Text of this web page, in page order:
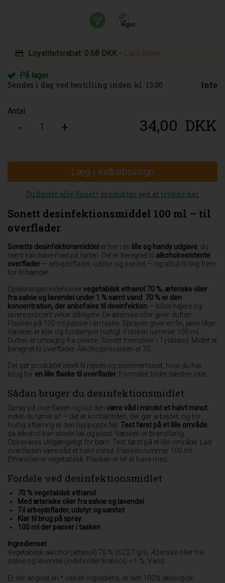
Loyalitetsrabat: 0.68 DKK - Læs mere
På lager
Sendes i dag ved bestilling inden kl. 13.00
Info
Antal
34,00 DKK
Læg i indkøbsvogn
Du finder alle Sonett produkter ved at trykke her
Sonett desinfektionsmiddel 100 ml – til
overflader
Sonetts desinfektionsmiddel er her i en lille og handy udgave , du
nemt kan have med på farten. Det er beregnet til alkoholresistente
overflader — arbejdsflader, udstyr og sanitet — og altså til ting frem
for til hænder.
Opløsningen indeholder vegetabilsk ethanol 70 %, æteriske olier
fra salvie og lavendel under 1 % samt vand 70 % er den
koncentration, der anbefales til desinfektion — både højere og
lavere procent virker dårligere. De æteriske olier giver duften.
Flasken på 100 ml passer i en taske. Sprayen giver en fin, jævn tåge.
Væsken er klar og fordamper hurtigt. Flasken rummer 100 ml.
Duften er urteagtig fra olierne. Sonett fremstiller i Tyskland. Midlet er
beregnet til overflader. Alkoholprocenten er 70.
Det gør produktet ideelt til rejsen og sommerhuset, hvor du har
brug for en lille flaske til overflader . Formatet fylder næsten intet.
Sådan bruger du desinfektionsmidlet
Spray på overfladen og lad den være våd i mindst et halvt minut
inden du tørrer af — det er kontakttiden, der gør arbejdet, og for
hurtig aftørring er den hyppigste fejl. Test først på et lille område
da alkohol kan skade lak og plast. Væsken er brandfarlig.
Opbevares utilgængeligt for børn. Test først på et lille område. Lad
overfladen være våd et halvt minut. Flasken rummer 100 ml.
Ethanolen er vegetabilsk. Flasken er let at have med.
Fordele ved desinfektionsmidlet
70 % vegetabilsk ethanol
Med æteriske olier fra salvie og lavendel
Til arbejdsflader, udstyr og sanitet
Klar til brug på spray
100 ml der passer i tasken
Ingredienser
Vegetabilsk alkohol (ætanol) 70 % (623,7 g/l), Æteriske olier fra
salvie og lavendel (indeholder linalool) < 1 %, Vand
Er der angivet en * ved en ingrediens, er den 100% økologisk